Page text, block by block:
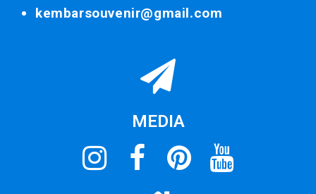
kembarsouvenir@gmail.com
MEDIA